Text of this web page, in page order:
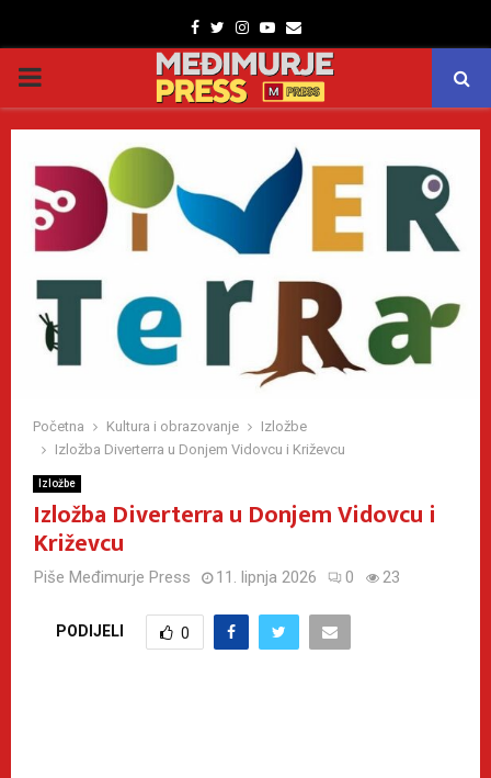
Facebook
TwitterInstagram
Youtube
Email
PRIMARY
MENU
Početna Kultura i obrazovanje
Izložbe
Izložba Diverterra u Donjem Vidovcu i Križevcu
Izložbe
Izložba Diverterra u Donjem Vidovcu i
Križevcu
Piše Međimurje Press 11. lipnja 2026 0 23
PODIJELI 0